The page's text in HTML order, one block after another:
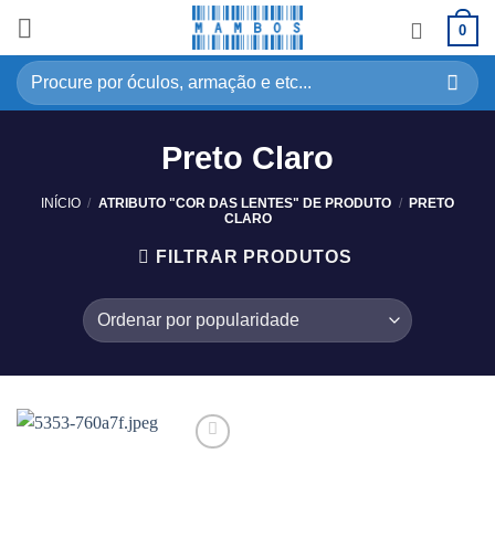
0
Preto Claro
INÍCIO / ATRIBUTO "COR DAS LENTES" DE PRODUTO / PRETO
CLARO
FILTRAR PRODUTOS